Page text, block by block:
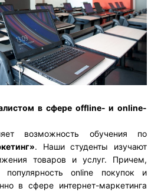
в сфере offline- иonline-
возможность обучения по
. Наши студенты изучают
товаров и услуг. Причем,
online покупок и
в сфере интернет-маркетинга